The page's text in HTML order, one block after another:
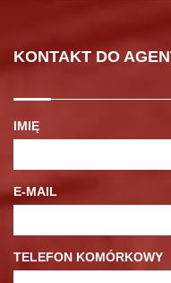
KONTAKT DO
IMIĘ
E-MAIL
TELEFON KOMÓRKOWY